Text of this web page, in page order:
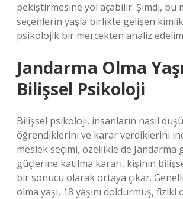
pekiştirmesine yol açabilir. Şimdi, bu
seçenlerin yaşla birlikte gelişen
psikolojik bir mercekten analiz
Jandarma Olma
Bilişsel Psikoloji
Bilişsel psikoloji, insanların nasıl
öğrendiklerini ve karar verdiklerini
meslek seçimi, özellikle de Jandarma
güçlerine katılma kararı, kişinin
bir sonucu olarak ortaya çıkar.
olma yaşı, 18 yaşını doldurmuş,